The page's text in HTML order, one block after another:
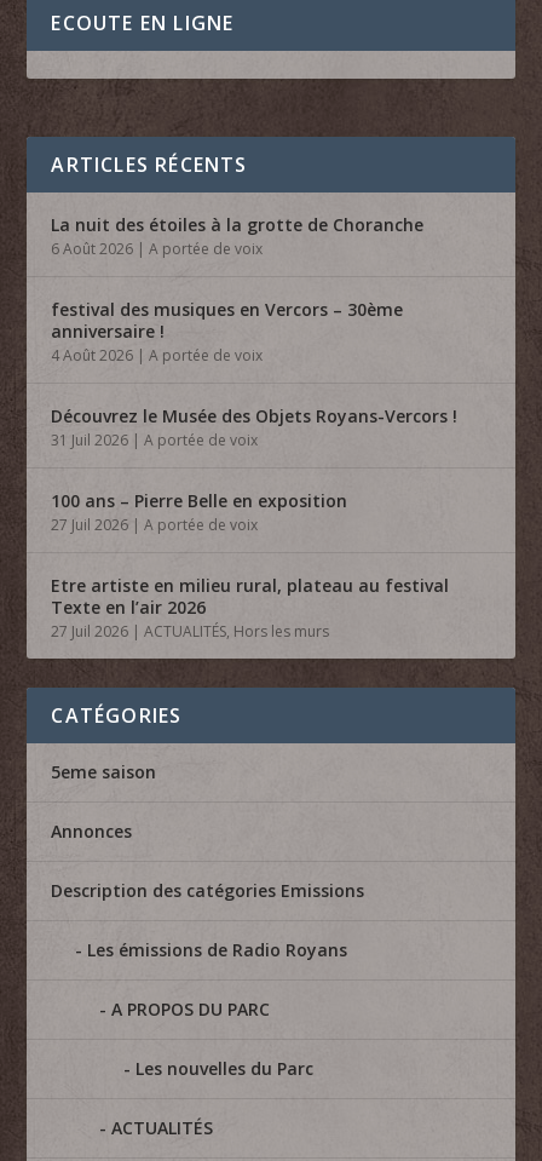
ECOUTE EN LIGNE
ARTICLES RÉCENTS
La nuit des étoiles à la grotte de Choranche
6 Août 2026 |A portée de voix
festival des musiques en Vercors – 30ème
anniversaire !
4 Août 2026 |A portée de voix
Découvrez le Musée des Objets Royans-Vercors !
31 Juil 2026 |A portée de voix
100 ans – Pierre Belle en exposition
27 Juil 2026 |A portée de voix
Etre artiste en milieu rural, plateau au festival
Texte en l’air 2026
27 Juil 2026 |ACTUALITÉS, Hors les murs
CATÉGORIES
5eme saison
Annonces
Description des catégories Emissions
Les émissions de Radio Royans
A PROPOS DU PARC
Les nouvelles du Parc
ACTUALITÉS